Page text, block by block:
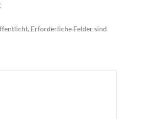
Erforderliche Felder sind